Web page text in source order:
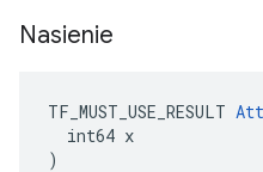
Nasienie
TF_MUST_USE_RESULT
  int64 x
)